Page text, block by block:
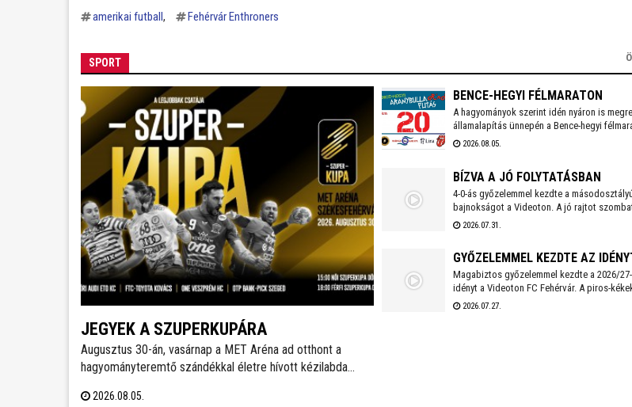
amerikai futball Fehérvár Enthroners
SPORT
JEGYEK A SZUPERKUPÁRA
Augusztus 30-án, vasárnap a MET Aréna ad otthont a
hagyományteremtő szándékkal életre hívott kézilabda
Ferencváros, míg a férfiaknál a Veszprém és a Szeged
2026.08.05.
BENCE-HEGYI FÉLMARATON
A hagyományok szerint idén nyáron is
államalapítás ünnepén a Bence-hegyi
Velencei-tónál. Az ingyenes közösségi
gazdagodhatnak.
2026.08.05.
BÍZVA A JÓ FOLYTATÁSBAN
4-0-ás győzelemmel kezdte a
bajnokságot a Videoton. A jó rajtot
első idegenbeli mérkőzés követi, a tavaly
2026.07.31.
GYŐZELEMMEL KEZDTE AZ
Magabiztos győzelemmel kezdte a 2026/
idényt a Videoton FC Fehérvár. A piros-
szerezve, kapott találat nélkül múlták felül a
2026.07.27.